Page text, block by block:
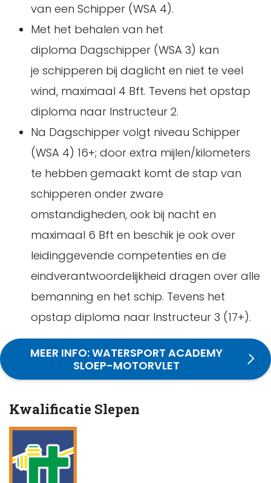
van een Schipper (WSA 4).
Met het behalen van het
diploma Dagschipper (WSA 3) kan
je schipperen bij daglicht en niet te veel
wind, maximaal 4 Bft. Tevens het opstap
diploma naar Instructeur 2.
Na Dagschipper volgt niveau Schipper
(WSA 4) 16+; door extra mijlen/kilometers
te hebben gemaakt komt de stap van
schipperen onder zware
omstandigheden, ook bij nacht en
maximaal 6 Bft en beschik je ook over
leidinggevende competenties en de
eindverantwoordelijkheid dragen over alle
bemanning en het schip. Tevens het
opstap diploma naar Instructeur 3 (17+).
MEER INFO: WATERSPORT ACADEMY
SLOEP-MOTORVLET
Kwalificatie Slepen